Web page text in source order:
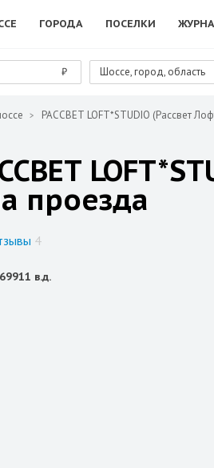
ГОРОДА ПОСЕЛКИ
₽ Шоссе, город, область
РАССВЕТ LOFT*STUDIO (Рассвет
проезда
4
в.д.